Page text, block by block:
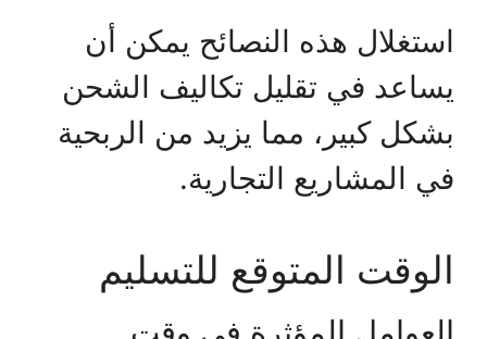
استغلال هذه النصائح يمكن أن
يساعد في تقليل تكاليف الشحن
بشكل كبير، مما يزيد من الربحية
في المشاريع التجارية.
الوقت المتوقع للتسليم